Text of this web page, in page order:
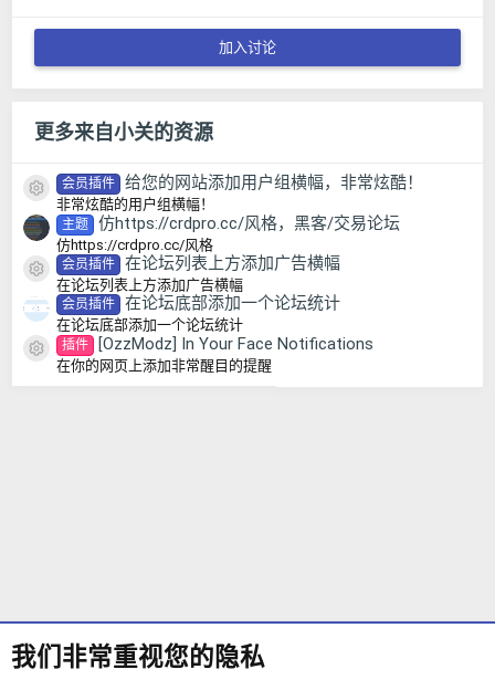
加入讨论
更多来自小关的资源
资源图标
会员插件 给您的网站添加用户组横幅，非常炫酷！
非常炫酷的用户组横幅！
主题 仿https://crdpro.cc/风格，黑客/交易论坛
仿https://crdpro.cc/风格
资源图标
会员插件 在论坛列表上方添加广告横幅
在论坛列表上方添加广告横幅
会员插件 在论坛底部添加一个论坛统计
在论坛底部添加一个论坛统计
资源图标
插件 [OzzModz] In Your Face Notifications
在你的网页上添加非常醒目的提醒
我们非常重视您的隐私